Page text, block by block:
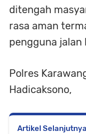
ditengah
rasa aman
pengguna jalan
Polres
Hadicaksono,
Artikel Selanjutnya